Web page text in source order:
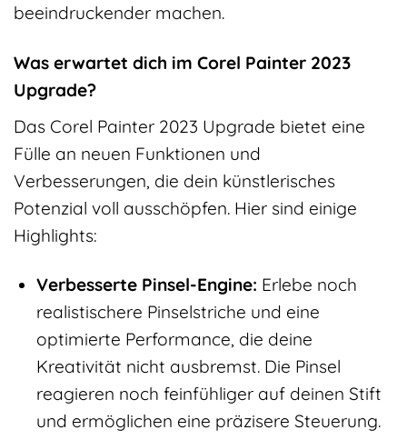
beeindruckender machen.
Was erwartet dich im Corel Painter 2023
Upgrade?
Das Corel Painter 2023 Upgrade bietet eine
Fülle an neuen Funktionen und
Verbesserungen, die dein künstlerisches
Potenzial voll ausschöpfen. Hier sind einige
Highlights:
Verbesserte Pinsel-Engine: Erlebe noch
realistischere Pinselstriche und eine
optimierte Performance, die deine
Kreativität nicht ausbremst. Die Pinsel
reagieren noch feinfühliger auf deinen Stift
und ermöglichen eine präzisere Steuerung.